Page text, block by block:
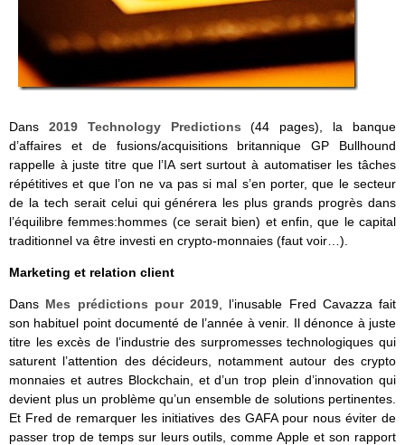
Dans 2019 Technology Predictions (44 pages), la banque
d’affaires et de fusions/acquisitions britannique GP Bullhound
rappelle à juste titre que l’IA sert surtout à automatiser les tâches
répétitives et que l’on ne va pas si mal s’en porter, que le secteur
de la tech serait celui qui générera les plus grands progrès dans
l’équilibre femmes:hommes (ce serait bien) et enfin, que le capital
traditionnel va être investi en crypto-monnaies (faut voir…).
Marketing et relation client
Dans Mes prédictions pour 2019 , l’inusable Fred Cavazza fait
son habituel point documenté de l’année à venir. Il dénonce à juste
titre les excès de l’industrie des surpromesses technologiques qui
saturent l’attention des décideurs, notamment autour des crypto
monnaies et autres Blockchain, et d’un trop plein d’innovation qui
devient plus un problème qu’un ensemble de solutions pertinentes.
Et Fred de remarquer les initiatives des GAFA pour nous éviter de
passer trop de temps sur leurs outils, comme Apple et son rapport